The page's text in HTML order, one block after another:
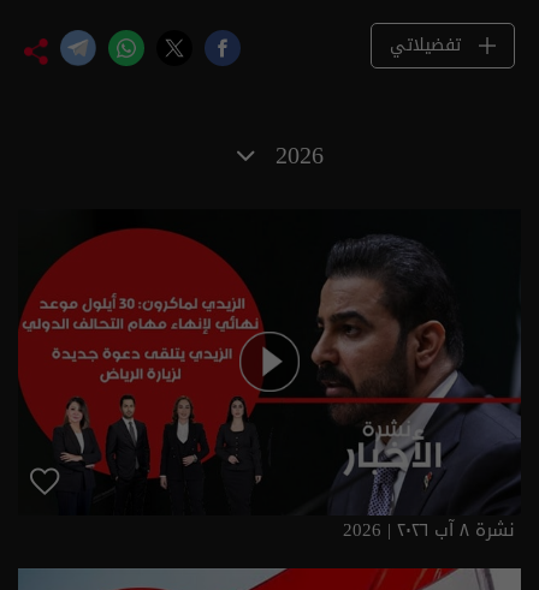
تفضيلاتي
2026
نشرة ٨ آب ٢٠٢٦ | 2026